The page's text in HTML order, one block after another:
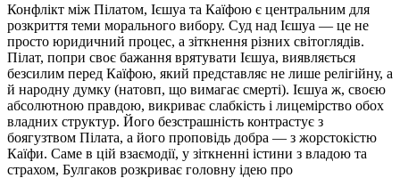
Конфлікт між Пілатом, Ієшуа та Каїфою є центральним для
розкриття теми морального вибору. Суд над Ієшуа — це не
просто юридичний процес, а зіткнення різних світоглядів.
Пілат, попри своє бажання врятувати Ієшуа, виявляється
безсилим перед Каїфою, який представляє не лише релігійну, а
й народну думку (натовп, що вимагає смерті). Ієшуа ж, своєю
абсолютною правдою, викриває слабкість і лицемірство обох
владних структур. Його безстрашність контрастує з
боягузтвом Пілата, а його проповідь добра — з жорстокістю
Каїфи. Саме в цій взаємодії, у зіткненні істини з владою та
страхом, Булгаков розкриває головну ідею про